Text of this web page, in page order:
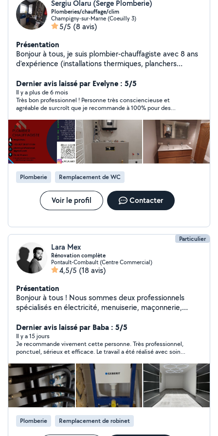
Sergiu Olaru (Serge Plomberie)
Plomberies/chauffage/clim
Champigny-sur-Marne (Coeuilly 3)
5/5 (8 avis)
Présentation
Bonjour à tous, je suis plombier-chauffagiste avec 8 ans
d'expérience (installations thermiques, planchers
convecteurs). En cas d'urgence, appelez-moi. Devis
gratuit. Si je ne réponds pas à votre SMS, n'hésitez pas à
m'appeler.
Dernier avis laissé par Evelyne : 5/5
Il y a plus de 6 mois
Très bon professionnel ! Personne très consciencieuse et
agréable de surcroît que je recommande à 100% pour des
réactif, sachant tout faire
Plomberie Remplacement de WC
Voir le profil Contacter
Particulier
Lara Mex
Rénovation complète
Pontault-Combault (Centre Commercial)
4,5/5 (18 avis)
Présentation
Bonjour à tous ! Nous sommes deux professionnels
spécialisés en électricité, menuiserie, maçonnerie,
plomberie et peinture. Nous avons trois ans
d'expérience au Canada et deux ans en France. Nous
travaillons avec sérieux et efficacité, et notre travail est
garanti ! Si je ne réponds pas au téléphone, merci de
m'envoyer un SMS ou un message WhatsApp afin que je
puisse vous recontacter
Dernier avis laissé par Baba : 5/5
Il y a 15 jours
Je recommande vivement cette personne. Très professionnel,
ponctuel, sérieux et efficace. Le travail a été réalisé avec soin
intervention et je n’hésiterai pas à refaire appel à ses services.
Merci encore
Plomberie Remplacement de robinet